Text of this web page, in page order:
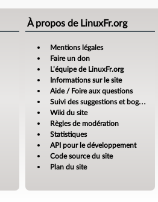
À propos de LinuxFr.org
Mentions légales
Faire un don
L’équipe de LinuxFr.org
Informations sur le site
Aide / Foire aux questions
Suivi des suggestions et bogues
Wiki du site
Règles de modération
Statistiques
API pour le développement
Code source du site
Plan du site